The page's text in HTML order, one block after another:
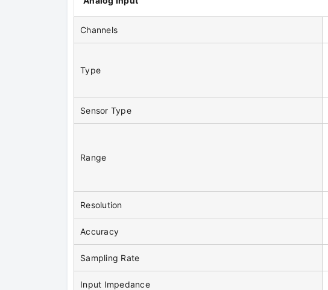
Channels
Type
Sensor Type
Range
Resolution
Accuracy
Sampling Rate
Input Impedance